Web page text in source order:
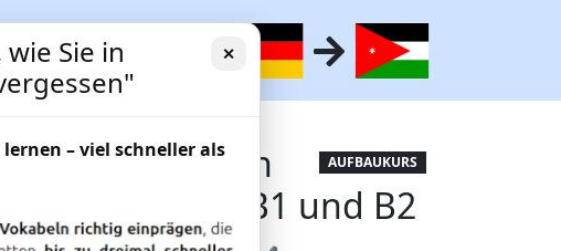
AUFBAUKURS
Lernen
B1 und B2
Sie in
✕
– viel schneller als